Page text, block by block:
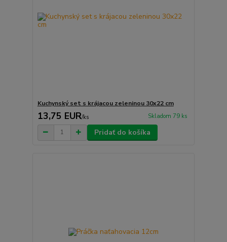
Kuchynský set s krájacou zeleninou 30x22 cm
13,75 EUR/ks Skladom 79 ks
Pridať do košíka